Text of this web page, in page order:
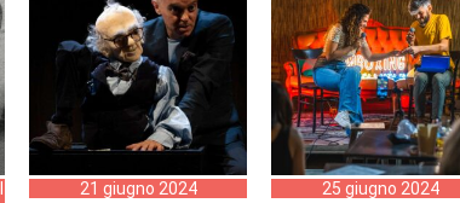
21 giugno 2024
25 giugno 2024